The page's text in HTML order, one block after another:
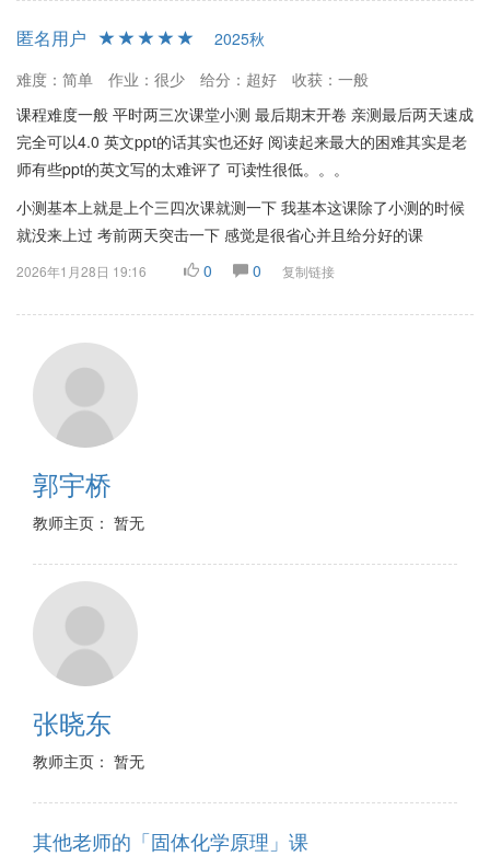
匿名用户
2025秋
难度：简单
作业：很少 给分：超好
收获：一般
课程难度一般 平时两三次课堂小测 最后期末开卷 亲测最后两天速成
完全可以4.0 英文ppt的话其实也还好 阅读起来最大的困难其实是老
师有些ppt的英文写的太难评了 可读性很低。。。
小测基本上就是上个三四次课就测一下 我基本这课除了小测的时候
就没来上过 考前两天突击一下 感觉是很省心并且给分好的课
2026年1月28日 19:16 0 0 复制链接
郭宇桥
教师主页： 暂无
张晓东
教师主页： 暂无
其他老师的「固体化学原理」课